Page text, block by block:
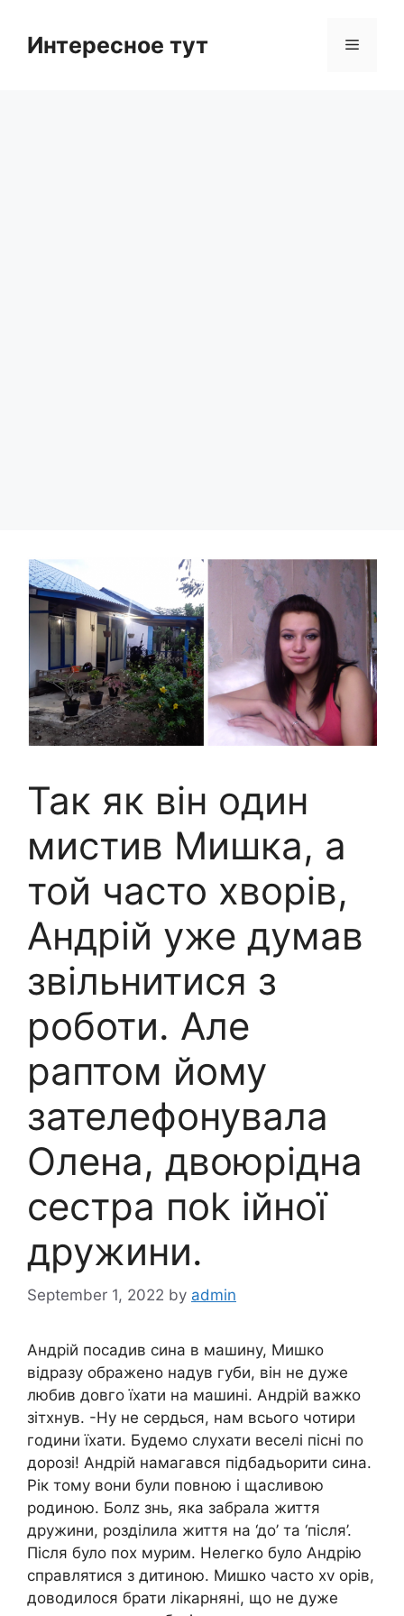
contentИнтересное тут Menu
Так як він один
мистив Мишка, а
той часто хворів,
Андрій уже думав
звільнитися з
роботи. Але
раптом йому
зателефонувала
Олена, двоюрідна
сестра поk ійної
дружини.
September 1, 2022 by admin
Андрій посадив сина в машину, Мишко
відразу ображено надув губи, він не дуже
любив довго їхати на машині. Андрій важко
зітхнув. -Ну не сердься, нам всього чотири
години їхати. Будемо слухати веселі пісні по
дорозі! Андрій намагався підбадьорити сина.
Рік тому вони були повною і щасливою
родиною. Болz знь, яка забрала життя
дружини, розділила життя на ‘до’ та ‘після’.
Після було пох мурим. Нелегко було Андрію
справлятися з дитиною. Мишко часто хv орів,
доводилося брати лікарняні, що не дуже